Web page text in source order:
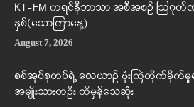
KT-FM ကရင်နီဘာသာ အစီအစဉ် ဩဂုတ်လ
နှစ်(သောကြာနေ့)
August 7, 2026
စစ်အုပ်စုတပ်ရဲ့ လေယာဉ် ဗုံးကြဲတိုက်ခိုက်မှုက
အမျိုးသားတဦး ထိမှန်သေဆုံး